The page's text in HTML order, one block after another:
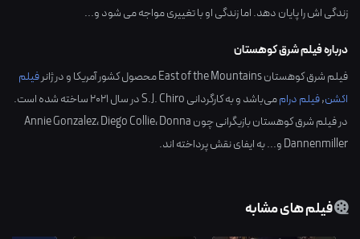
زندگی اش را پایان دهد. اما زندگی او با تغییری مواجه می شود و...
درباره فیلم شرق کوهستان
فیلم شرق کوهستان East of the Mountains محصول کشور آمریکاو در ژانرفیلم
اکشن,فیلم دراممی‌باشد و به کارگردانیS.J. Chiroدر سال2021ساخته شده است.
در فیلم شرق کوهستان بازیگرانی چون
Annie Gonzalez،Diego Collie،Donna
Dannenmillerو... به ایفای نقش پرداخته اند.
فیلم های مشابه